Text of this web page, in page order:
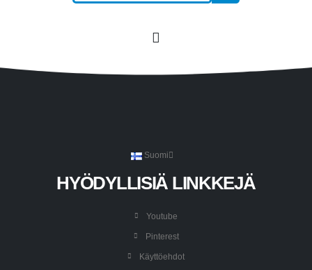
Suomi
HYÖDYLLISIÄ LINKKEJÄ
Youtube
Pinterest
Käyttöehdot